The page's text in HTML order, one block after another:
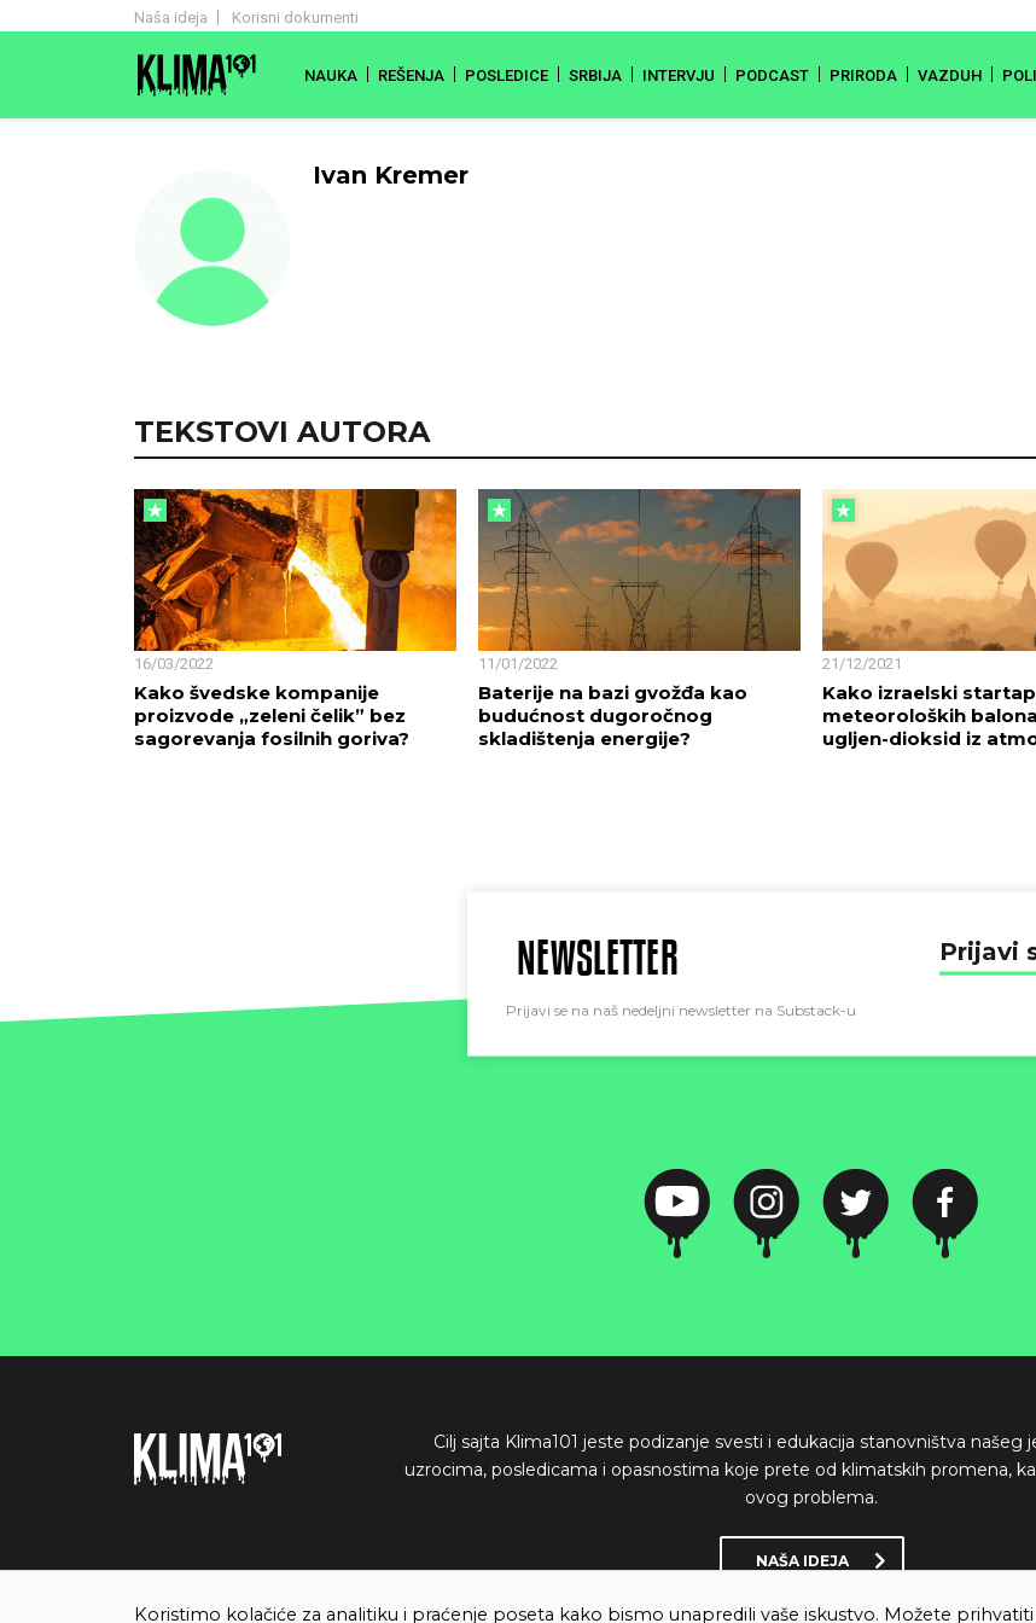
Naša ideja Korisni dokumenti
NAUKA REŠENJA POSLEDICE SRBIJA INTERVJU PODCAST PRIRODA VAZDUH
Ivan Kremer
TEKSTOVI AUTORA
16/03/2022
Kako švedske kompanije
proizvode „zeleni čelik” bez
sagorevanja fosilnih goriva?
11/01/2022
Baterije na bazi gvožđa kao
budućnost dugoročnog
skladištenja energije?
21/12/2021
Kako izraelski
meteoroloških
ugljen-dioksid iz
NEWSLETTER Prijavi
Prijavi se na naš nedeljni newsletter na Substack-u
Cilj sajta Klima101 jeste podizanje svesti i edukacija stanovništva našeg
uzrocima, posledicama i opasnostima koje prete od klimatskih promena,
ovog problema.
NAŠA IDEJA
Koristimo kolačiće za analitiku i praćenje poseta kako bismo unapredili vaše iskustvo. Možete prihvatiti